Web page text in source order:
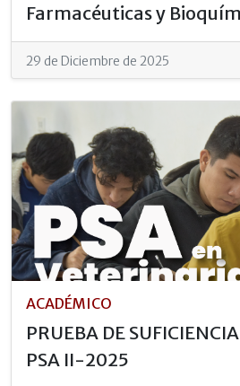
Farmacéuticas y
29 de Diciembre de 2025
ACADÉMICO
PRUEBA DE
PSA II-2025